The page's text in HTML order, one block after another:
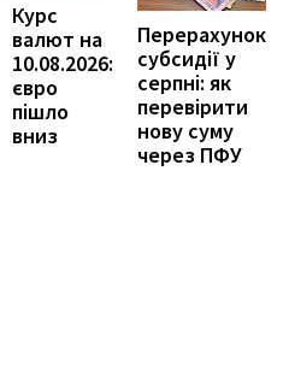
Курс
валют на
10.08.2026:
євро
пішло
вниз
Перерахунок
субсидії у
серпні: як
перевірити
нову суму
через ПФУ